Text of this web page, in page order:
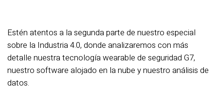
Estén atentos a la segunda parte de nuestro especial
sobre la Industria 4.0, donde analizaremos con más
detalle nuestra tecnología wearable de seguridad G7,
nuestro software alojado en la nube y nuestro análisis de
datos.